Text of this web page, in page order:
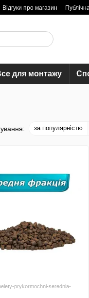
Відгуки про магазин
для монтажу
за популярністю
prykormochni-serednia-